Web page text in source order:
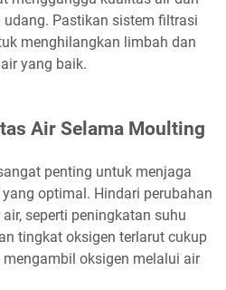
Pastikan sistem filtrasi
menghilangkan limbah dan
yang baik.
Air Selama Moulting
penting untuk menjaga
optimal. Hindari perubahan
seperti peningkatan suhu
tingkat oksigen terlarut cukup
oksigen melalui air